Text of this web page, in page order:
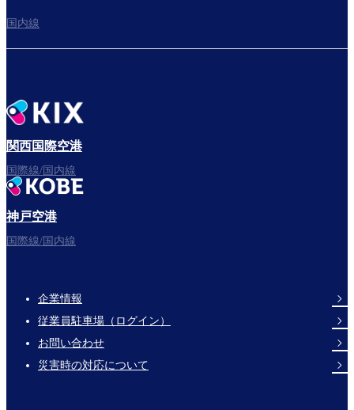
国内線
関西国際空港
国際線/国内線
神戸空港
国際線/国内線
Footer
Links
企業情報
従業員駐車場（ログイン）
お問い合わせ
災害時の対応について